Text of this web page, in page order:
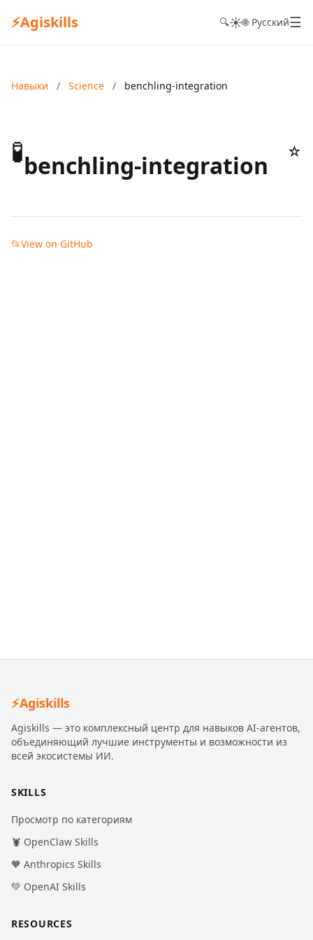
⚡Agiskills 🔍☀️🌐 Русский☰
Навыки / Science / benchling-integration
🧪benchling-integration ☆
📂View on GitHub
⚡Agiskills
Agiskills — это комплексный центр для навыков AI-агентов,
объединяющий лучшие инструменты и возможности из
всей экосистемы ИИ.
SKILLS
Просмотр по категориям
🦞 OpenClaw Skills
🧡 Anthropics Skills
💚 OpenAI Skills
RESOURCES